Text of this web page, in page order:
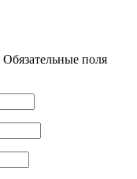
Обязательные поля